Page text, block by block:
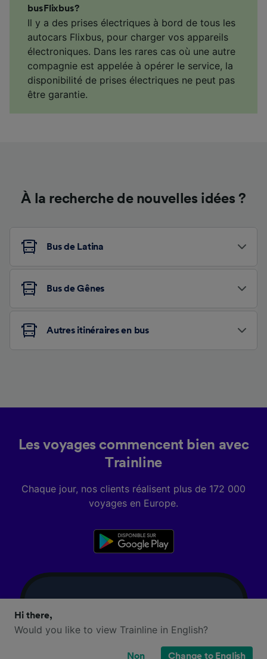
bus Flixbus ?
Il y a des prises électriques à bord de tous les
autocars Flixbus, pour charger vos appareils
électroniques. Dans les rares cas où une autre
compagnie est appelée à opérer le service, la
disponibilité de prises électriques ne peut pas
être garantie.
À la recherche de nouvelles idées ?
Bus de Latina
Bus de Gênes
Autres itinéraires en bus
Les voyages commencent bien avec
Trainline
Chaque jour, nos clients réalisent plus de 172 000
voyages en Europe.
Hi there,
Would you like to view Trainline in English?
Non Change to English